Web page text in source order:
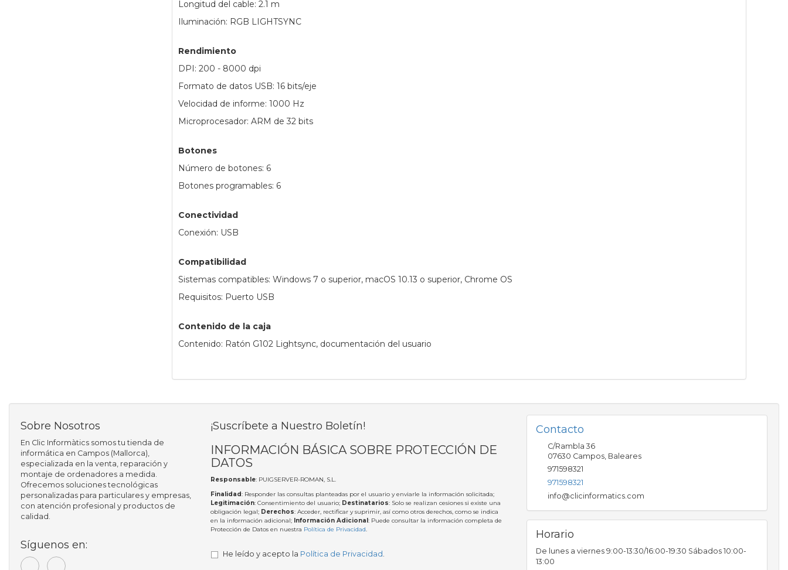
Longitud del cable: 2.1 m
Iluminación: RGB LIGHTSYNC
Rendimiento
DPI: 200 - 8000 dpi
Formato de datos USB: 16 bits/eje
Velocidad de informe: 1000 Hz
Microprocesador: ARM de 32 bits
Botones
Número de botones: 6
Botones programables: 6
Conectividad
Conexión: USB
Compatibilidad
Sistemas compatibles: Windows 7 o superior, macOS 10.13 o superior, Chrome OS
Requisitos: Puerto USB
Contenido de la caja
Contenido: Ratón G102 Lightsync, documentación del usuario
Sobre Nosotros
En Clic Informàtics somos tu tienda de
informática en Campos (Mallorca),
especializada en la venta, reparación y
montaje de ordenadores a medida.
Ofrecemos soluciones tecnológicas
personalizadas para particulares y empresas,
con atención profesional y productos de
calidad.
Síguenos en:
¡Suscríbete a Nuestro Boletín!
INFORMACIÓN BÁSICA SOBRE PROTECCIÓN DE
DATOS
Responsable: PUIGSERVER-ROMAN, S.L.
Finalidad: Responder las consultas planteadas por el usuario y enviarle la información solicitada;
Legitimación: Consentimiento del usuario; Destinatarios: Solo se realizan cesiones si existe una
obligación legal; Derechos: Acceder, rectificar y suprimir, así como otros derechos, como se indica
en la información adicional; Información Adicional : Puede consultar la información completa de
Protección de Datos en nuestra Política de Privacidad.
He leído y acepto la Política de Privacidad .
Contacto
C/Rambla 36
07630 Campos, Baleares
971598321
971598321
info@clicinformatics.com
Horario
De lunes a viernes 9:00-13:30/16:00-19:30 Sábados 10:00-
13:00